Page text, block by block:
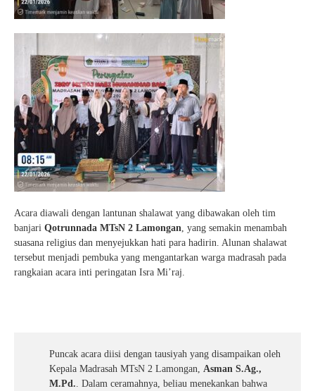
Acara diawali dengan lantunan shalawat yang dibawakan oleh tim
banjari Qotrunnada MTsN 2 Lamongan, yang semakin menambah
suasana religius dan menyejukkan hati para hadirin. Alunan shalawat
tersebut menjadi pembuka yang mengantarkan warga madrasah pada
rangkaian acara inti peringatan Isra Mi’raj.
Puncak acara diisi dengan tausiyah yang disampaikan oleh
Kepala Madrasah MTsN 2 Lamongan, Asman S.Ag.,
M.Pd.. Dalam ceramahnya, beliau menekankan bahwa